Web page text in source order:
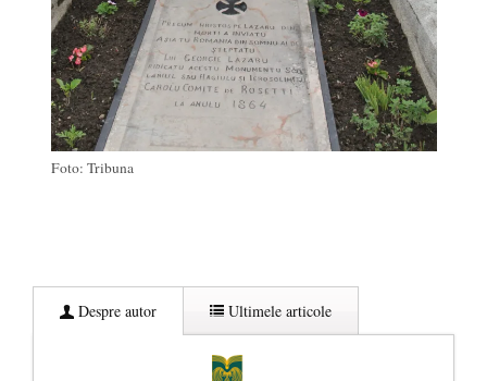
Foto: Tribuna
Despre autor Ultimele articole